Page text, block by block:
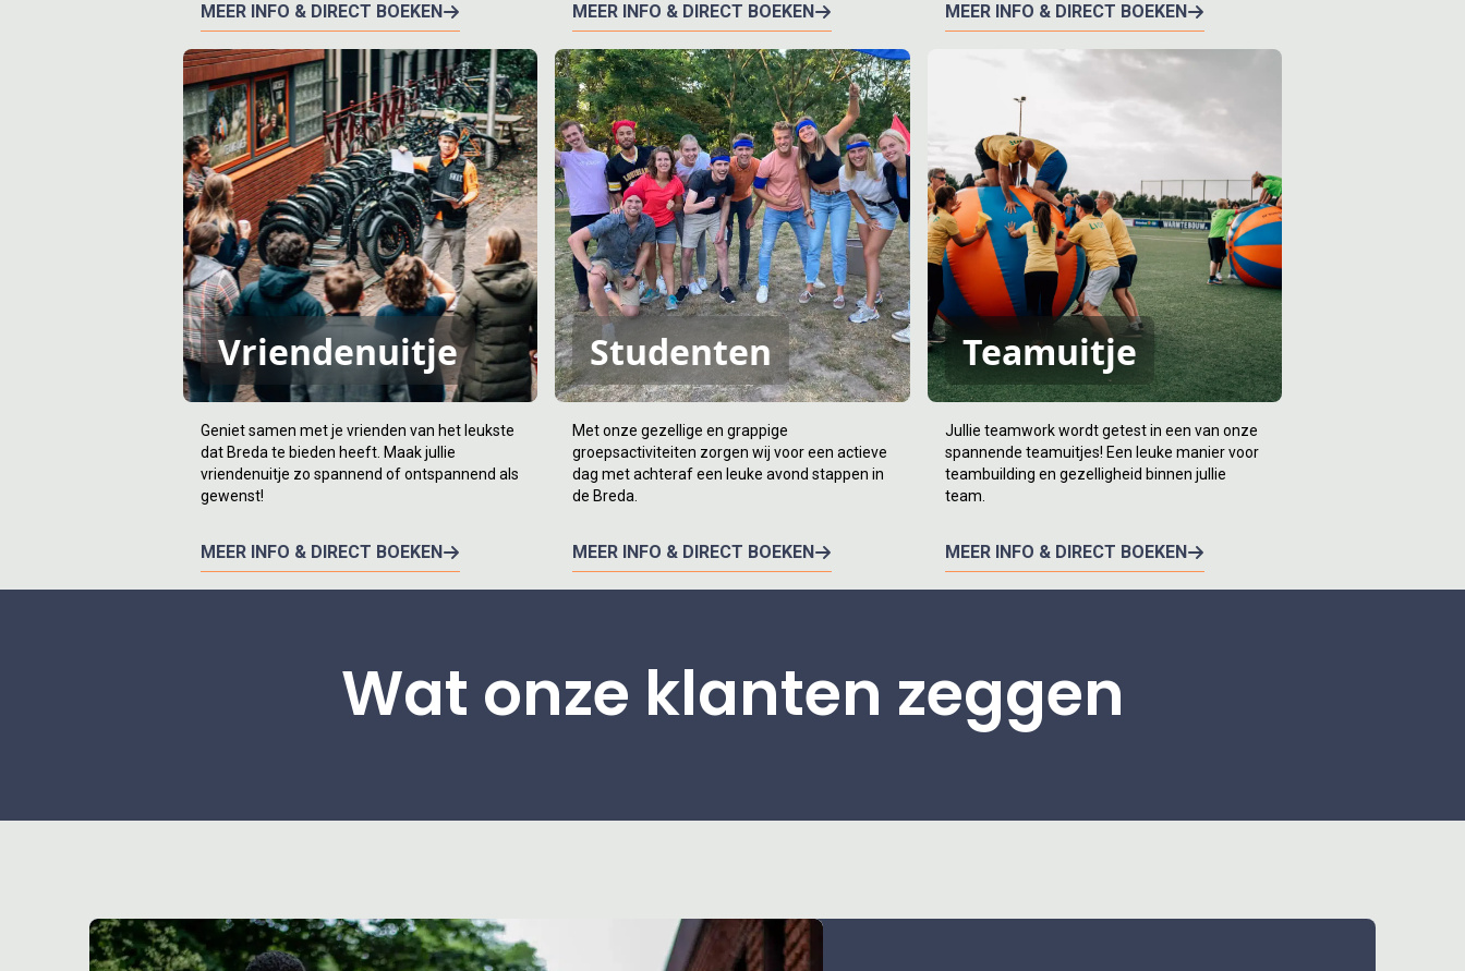
MEER INFO & DIRECT BOEKEN MEER INFO & DIRECT BOEKEN MEER INFO & DIRECT BOEKEN
Vriendenuitje
Geniet samen met je vrienden van het leukste
dat Breda te bieden heeft. Maak jullie
vriendenuitje zo spannend of ontspannend als
gewenst!
MEER INFO & DIRECT BOEKEN
Studenten
Met onze gezellige en grappige
groepsactiviteiten zorgen wij voor een actieve
dag met achteraf een leuke avond stappen in
de Breda.
MEER INFO & DIRECT BOEKEN
Teamuitje
Jullie teamwork wordt getest in een van onze
spannende teamuitjes! Een leuke manier voor
teambuilding en gezelligheid binnen jullie
team.
MEER INFO & DIRECT BOEKEN
Wat onze klanten zeggen